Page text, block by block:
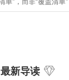
最新导读